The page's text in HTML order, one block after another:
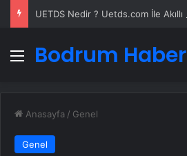
Menü
Bodrum Haber
Anasayfa / Genel
Genel